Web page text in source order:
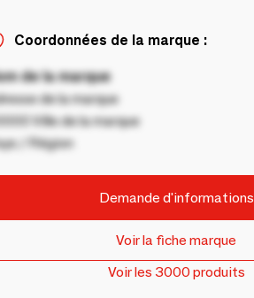
Coordonnées de la marque :
de la marque
de la marque
Ville de la marque
/ Région
Demande d'informations
Voir la fiche marque
Voir les 3000 produits